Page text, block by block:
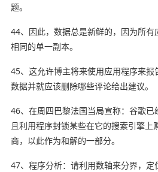
题。
44、因此，数据总是新鲜的，因为所
相同的单一副本。
45、这允许博主将来使用应用程序来
数据并就应该删除哪些评论给出建议。
46、在周四巴黎法国当局宣称：谷歌
且利用程序封锁某些在它的搜索引擎上
商，以此作为和解的一部分。
47、程序分析：请利用数轴来分界，定